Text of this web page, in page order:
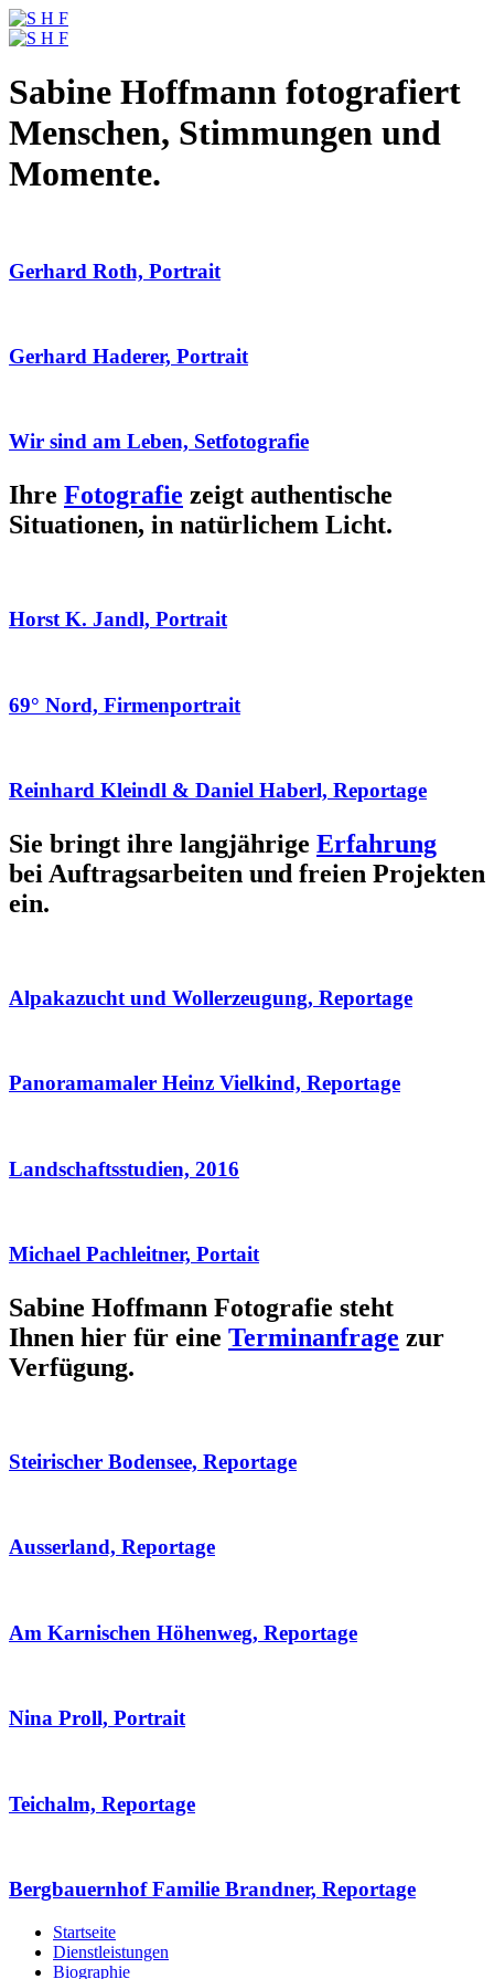
Sabine Hoffmann fotografiert
Menschen, Stimmungen und
Momente.
Gerhard Roth, Portrait
Gerhard Haderer, Portrait
Wir sind am Leben, Setfotografie
Ihre Fotografie zeigt authentische
Situationen, in natürlichem Licht.
Horst K. Jandl, Portrait
69° Nord, Firmenportrait
Reinhard Kleindl & Daniel Haberl, Reportage
Sie bringt ihre langjährige Erfahrung
bei Auftragsarbeiten und freien Projekten
ein.
Alpakazucht und Wollerzeugung, Reportage
Panoramamaler Heinz Vielkind, Reportage
Landschaftsstudien, 2016
Michael Pachleitner, Portait
Sabine Hoffmann Fotografie steht
Ihnen hier für eine Terminanfrage zur
Verfügung.
Steirischer Bodensee, Reportage
Ausserland, Reportage
Am Karnischen Höhenweg, Reportage
Nina Proll, Portrait
Teichalm, Reportage
Bergbauernhof Familie Brandner, Reportage
Startseite
Dienstleistungen
Biographie